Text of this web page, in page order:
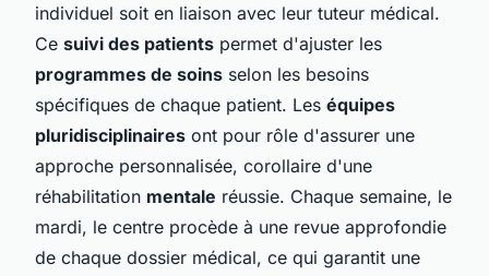
individuel soit en liaison avec leur tuteur médical.
Ce suivi des patients permet d'ajuster les
programmes de soins selon les besoins
spécifiques de chaque patient. Les équipes
pluridisciplinaires ont pour rôle d'assurer une
approche personnalisée, corollaire d'une
réhabilitation mentale réussie. Chaque semaine, le
mardi, le centre procède à une revue approfondie
de chaque dossier médical, ce qui garantit une